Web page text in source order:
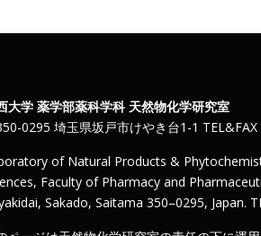
大学 薬学部薬科学科 天然物化学研究室
0295 埼玉県坂戸市けやき台1-1
of Natural Products &
Faculty of Pharmacy and
Sakado, Saitama 350–0295, Japan.